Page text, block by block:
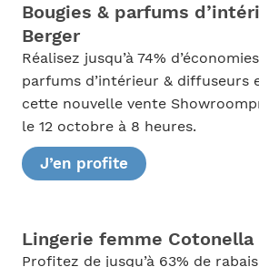
Bougies & parfums
Berger
Réalisez jusqu’à 74%
parfums d’intérieur & diffuseurs
cette nouvelle vente
le 12 octobre à 8 heures.
J’en profite
Lingerie femme Cotonella
Profitez de jusqu’à 63% de